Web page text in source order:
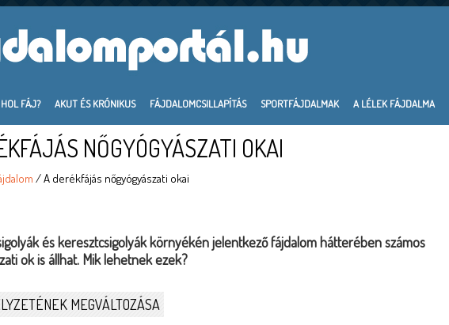
HOL FÁJ? AKUT ÉS KRÓNIKUS FÁJDALOMCSILLAPÍTÁS SPORTFÁJDALMAK A LÉLEK FÁJDALMA
NŐGYÓGYÁSZATI OKAI
/ A derékfájás nőgyógyászati okai
és keresztcsigolyák környékén jelentkező fájdalom hátterében számos
ok is állhat. Mik lehetnek ezek?
MEGVÁLTOZÁSA